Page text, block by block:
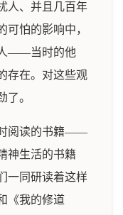
人、并且几百年
可怕的影响中，
人——当时的他
存在。对这些观
了。
阅读的书籍——
神生活的书籍
一同研读着这样
《我的修道